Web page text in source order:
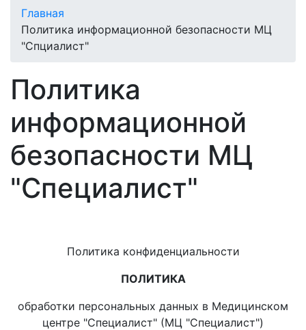
Главная
Политика информационной безопасности МЦ
"Спциалист"
Политика
информационной
безопасности МЦ
"Специалист"
Политика конфиденциальности
ПОЛИТИКА
обработки персональных данных в Медицинском
центре "Специалист" (МЦ "Специалист")